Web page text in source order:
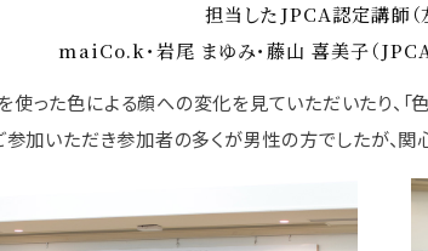
担当したJPCA認定講師（
maiCo.k・岩尾 まゆみ・藤山 喜美子（
った色による顔への変化を見ていただいたり、「
参加いただき参加者の多くが男性の方でしたが、関